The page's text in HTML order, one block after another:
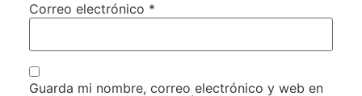
Correo electrónico *
Guarda mi nombre, correo electrónico y web en